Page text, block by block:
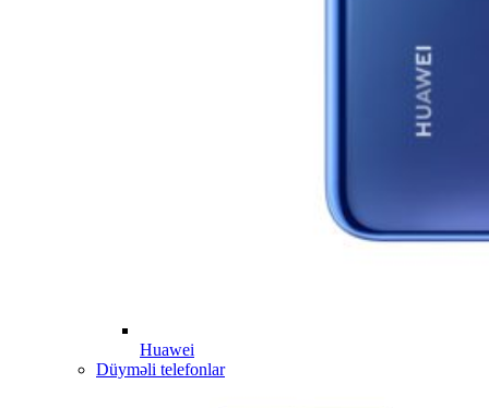
Huawei
Düyməli telefonlar